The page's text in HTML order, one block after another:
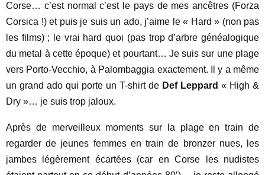
Corse… c’est normal c’est le pays de mes ancêtres (Forza
Corsica !) et puis je suis un ado, j’aime le « Hard » (non pas
les films) ; le vrai hard quoi (pas trop d’arbre généalogique
du metal à cette époque) et pourtant… Je suis sur une plage
vers Porto-Vecchio, à Palombaggia exactement. Il y a même
un grand ado qui porte un T-shirt de Def Leppard « High &
Dry »… je suis trop jaloux.
Après de merveilleux moments sur la plage en train de
regarder de jeunes femmes en train de bronzer nues, les
jambes légèrement écartées (car en Corse les nudistes